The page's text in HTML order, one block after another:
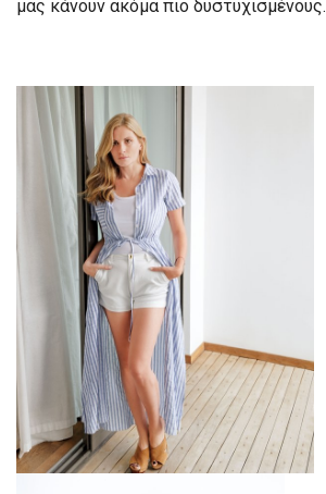
μας κάνουν ακόμα πιο δυστυχισμένους.